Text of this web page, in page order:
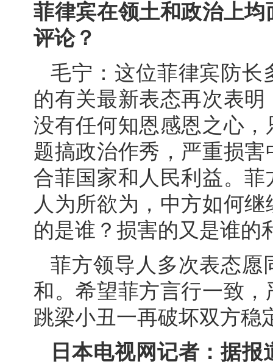
菲律宾在领土和政治上
评论？
毛宁：这位菲律宾防长
的有关最新表态再次表
没有任何知恩感恩之心
题搞政治作秀，严重损
合菲国家和人民利益。
人为所欲为，中方如何
的是谁？损害的又是谁的
菲方领导人多次表态愿
和。希望菲方言行一致
跳梁小丑一再破坏双方稳
日本电视网记者：据